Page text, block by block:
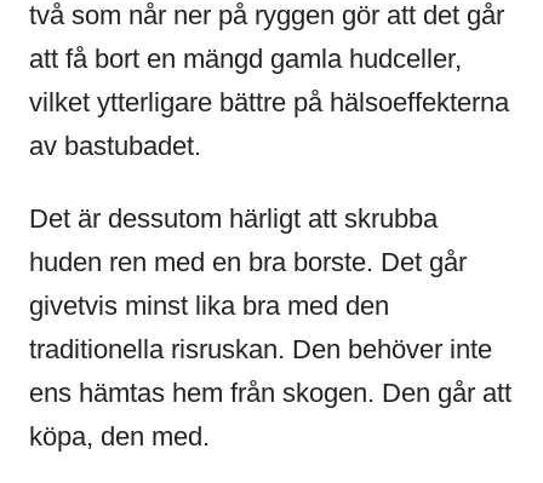
två som når ner på ryggen gör att det går
att få bort en mängd gamla hudceller,
vilket ytterligare bättre på hälsoeffekterna
av bastubadet.
Det är dessutom härligt att skrubba
huden ren med en bra borste. Det går
givetvis minst lika bra med den
traditionella risruskan. Den behöver inte
ens hämtas hem från skogen. Den går att
köpa, den med.